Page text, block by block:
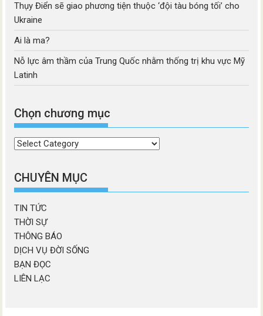
Thụy Điển sẽ giao phương tiện thuộc ‘đội tàu bóng tối’ cho
Ukraine
Ai là ma?
Nỗ lực âm thầm của Trung Quốc nhằm thống trị khu vực Mỹ
Latinh
Chọn chương mục
Chọn
mục
CHUYÊN MỤC
TIN TỨC
THỜI SỰ
THÔNG BÁO
DỊCH VỤ ĐỜI SỐNG
BẠN ĐỌC
LIÊN LẠC